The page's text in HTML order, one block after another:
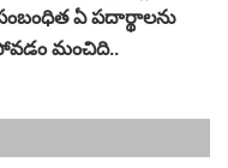
ఏ పదార్థాలను
మంచిది..